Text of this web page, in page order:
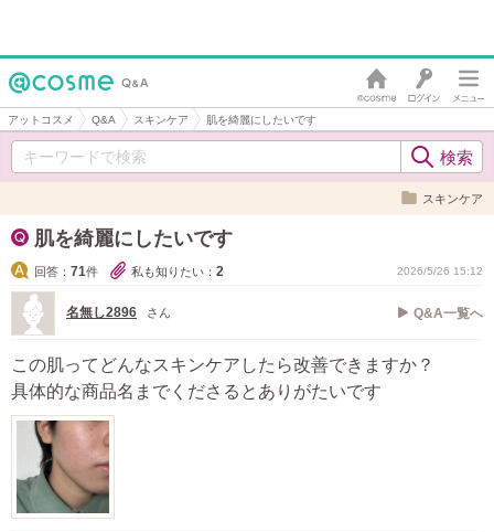
アットコスメ Q&A スキンケア 肌を綺麗にしたいです
スキンケア
肌を綺麗にしたいです
回答： 71件 私も知りたい： 2 2026/5/26 15:12
名無し2896 さん Q&A一覧へ
この肌ってどんなスキンケアしたら改善できますか？
具体的な商品名までくださるとありがたいです